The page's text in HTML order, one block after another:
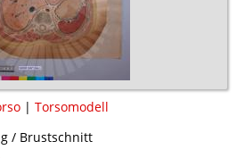
| Torsomodell
/ Brustschnitt